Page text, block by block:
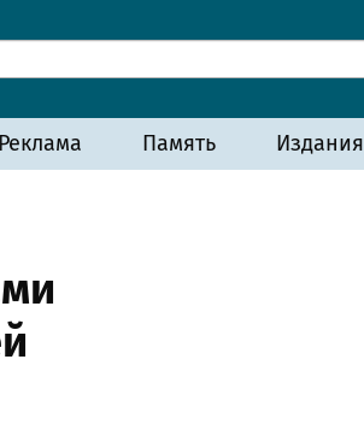
Реклама Память Издания